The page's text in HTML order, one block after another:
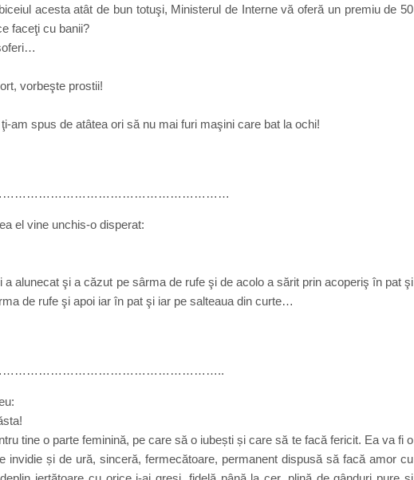
acesta atât de bun totuşi, Ministerul de Interne vă oferă un premiu de 50
faceţi cu banii?
vorbeşte prostii!
am spus de atâtea ori să nu mai furi maşini care bat la ochi!
el vine unchis-o disperat:
alunecat şi a căzut pe sârma de rufe şi de acolo a sărit prin acoperiş în pat şi
de rufe şi apoi iar în pat şi iar pe salteaua din curte…
tine o parte feminină, pe care să o iubești și care să te facă fericit. Ea va fi o
invidie și de ură, sinceră, fermecătoare, permanent dispusă să facă amor cu